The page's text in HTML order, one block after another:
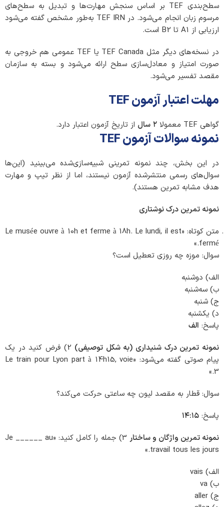
سطح‌بندی TEF بر اساس سنجش مهارت‌ها و تبدیل به سطح‌های
مرسوم زبان انجام می‌شود. در TEF IRN به‌طور مشخص گفته می‌شود
ارزیابی از A1 تا B2 است.
در نسخه‌های دیگر مثل TEF Canada یا TEF عمومی هم خروجی به
صورت امتیاز و معادل‌سازی سطح ارائه می‌شود و بسته به سازمان
مقصد تفسیر می‌شود.
مهلت اعتبار آزمون TEF
گواهی TEF معمولا ۲ سال از تاریخ آزمون اعتبار دارد.
نمونه سوالات آزمون TEF
در این بخش، چند نمونه تمرینی شبیه‌سازی‌شده می‌بینید (این‌ها
سوال‌های رسمی منتشرشده آزمون نیستند، اما از نظر تیپ و مهارت
هدف مشابه تمرین هستند).
نمونه تمرین درک نوشتاری
متن کوتاه: «Le musée ouvre à 10h et ferme à 18h. Le lundi, il est
fermé.»
سوال: موزه چه روزی تعطیل است؟
الف) دوشنبه
ب) سه‌شنبه
ج) شنبه
د) یکشنبه
پاسخ: الف
نمونه تمرین درک شنیداری (به شکل توصیفی)
2) فرض کنید در یک
پیام صوتی گفته می‌شود: «Le train pour Lyon part à 14h15, voie
3.»
سوال: قطار به مقصد لیون چه ساعتی حرکت می‌کند؟
پاسخ: ۱۴:۱۵
نمونه تمرین واژگان و ساختار
3) جمله را کامل کنید: «Je ______ au
travail tous les jours.»
الف) vais
ب) va
ج) aller